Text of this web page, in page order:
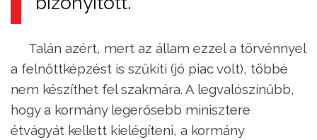
Talán azért, mert az állam ezzel a törvénnyel
a felnőttképzést is szűkíti (jó piac volt), többé
nem készíthet fel szakmára. A legvalószínűbb,
hogy a kormány legerősebb minisztere
étvágyát kellett kielégíteni, a kormány